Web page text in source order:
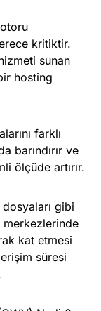
kritiktir.
sunan
hosting
farklı
barındırır ve
ölçüde artırır.
gibi
kat etmesi
süresi